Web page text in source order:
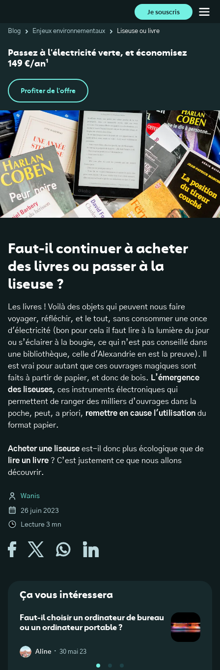
Je souscris
Blog Enjeux environnementaux Liseuse ou livre
Passez à l'électricité verte, et économisez
149 €/an¹
Profiter de l'offre
Faut-il continuer à acheter
des livres ou passer à la
liseuse ?
Les livres ! Voilà des objets qui peuvent nous faire
voyager, réfléchir, et le tout, sans consommer une once
d'électricité (bon pour cela il faut lire à la lumière du jour
ou s’éclairer à la bougie, ce qui n’est pas conseillé dans
une bibliothèque, celle d'Alexandrie en est la preuve). Il
est vrai pour autant que ces ouvrages magiques sont
faits à partir de papier, et donc de bois. L’émergence
des liseuses, ces instruments électroniques qui
permettent de ranger des milliers d’ouvrages dans la
poche, peut, a priori, remettre en cause l'utilisation du
format papier.
Acheter une liseuse est-il donc plus écologique que de
lire un livre ? C’est justement ce que nous allons
découvrir.
Wanis
26 juin 2023
Lecture 3 mn
Ça vous intéressera
Faut-il choisir un ordinateur de bureau
ou un ordinateur portable ?
Aline · 30 mai 23